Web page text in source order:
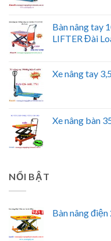
Bàn nâng tay
LIFTER Đài
Xe nâng tay
Xe nâng bàn
NỔI BẬT
Bàn nâng